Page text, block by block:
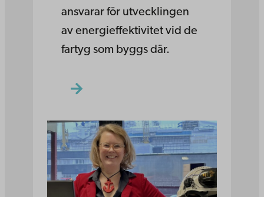
ansvarar för utvecklingen
av energieffektivitet vid de
fartyg som byggs där.